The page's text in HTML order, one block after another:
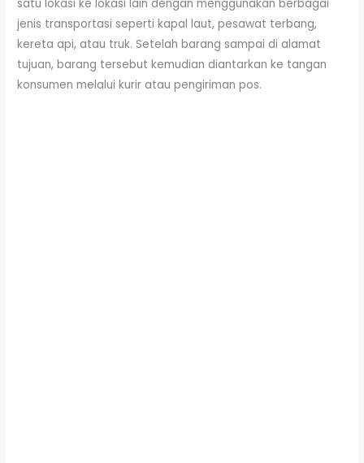
satu lokasi ke lokasi lain dengan menggunakan berbagai
jenis transportasi seperti kapal laut, pesawat terbang,
kereta api, atau truk. Setelah barang sampai di alamat
tujuan, barang tersebut kemudian diantarkan ke tangan
konsumen melalui kurir atau pengiriman pos.